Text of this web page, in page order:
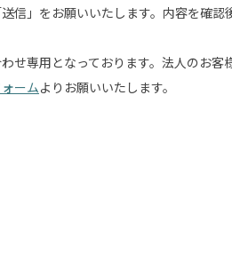
信」をお願いいたします。内容を確認
せ専用となっております。法人のお客
ームよりお願いいたします。